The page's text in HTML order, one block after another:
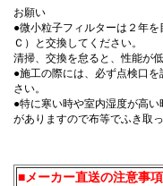
お願い
●微小粒子フィルターは２年
Ｃ）と交換してください。
清掃、交換を怠ると、性能が
●施工の際には、必ず点検口
さい。
●特に寒い時や室内湿度が高
がありますので布等でふき取っ
■メーカー直送の注意事